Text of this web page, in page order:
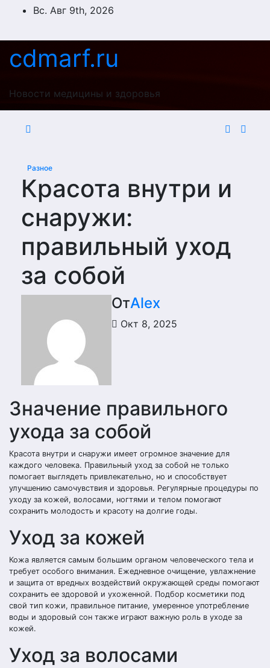
ПерейтиВс. Авг 9th, 2026
cdmarf.ru
Новости медицины и здоровья
Разное
Красота внутри и
снаружи:
правильный уход
за собой
ОтAlex
Окт 8, 2025
Значение правильного
ухода за собой
Красота внутри и снаружи имеет огромное значение для
каждого человека. Правильный уход за собой не только
помогает выглядеть привлекательно, но и способствует
улучшению самочувствия и здоровья. Регулярные процедуры по
уходу за кожей, волосами, ногтями и телом помогают
сохранить молодость и красоту на долгие годы.
Уход за кожей
Кожа является самым большим органом человеческого тела и
требует особого внимания. Ежедневное очищение, увлажнение
и защита от вредных воздействий окружающей среды помогают
сохранить ее здоровой и ухоженной. Подбор косметики под
свой тип кожи, правильное питание, умеренное употребление
воды и здоровый сон также играют важную роль в уходе за
кожей.
Уход за волосами